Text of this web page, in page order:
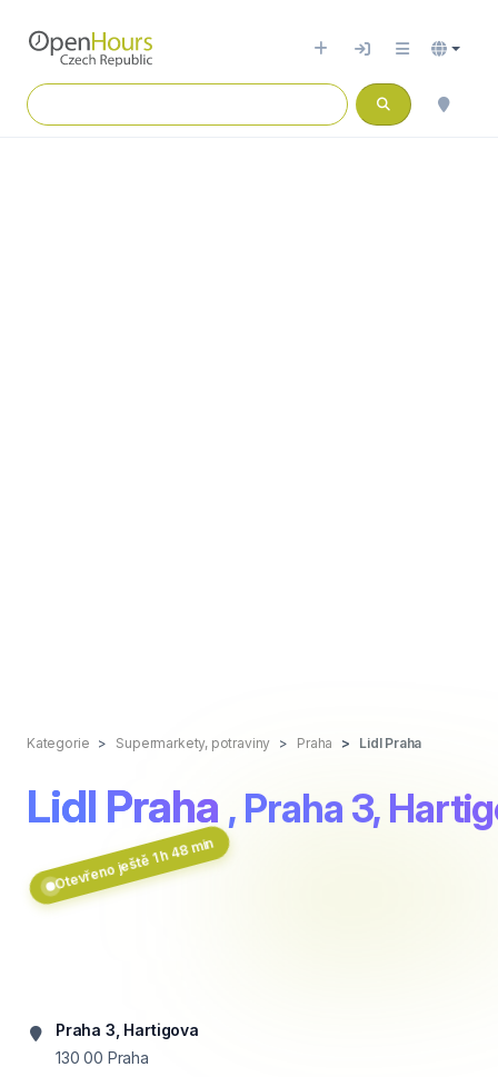
Kategorie Supermarkety, potraviny Praha Lidl Praha
Lidl Praha , Praha 3,
Otevřeno ještě 1 h 48 min
Praha 3, Hartigova
130 00 Praha